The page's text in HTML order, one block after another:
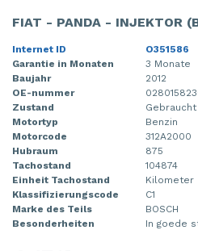
FIAT - PANDA - INJEKTOR
Internet ID
O351586
Garantie in Monaten
3 Monate
Baujahr
2012
OE-nummer
Zustand
Gebraucht
Motortyp
Benzin
Motorcode
312A2000
Hubraum
875
Tachostand
104874
Einheit Tachostand
Kilometer
Klassifizierungscode
C1
Marke des Teils
BOSCH
Besonderheiten
In goede